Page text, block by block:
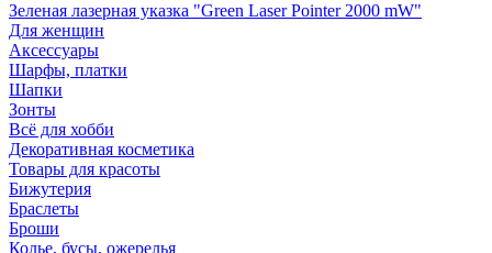
Зеленая лазерная указка "Green Laser Pointer 2000 mW"
Для женщин
Аксессуары
Шарфы, платки
Шапки
Зонты
Всё для хобби
Декоративная косметика
Товары для красоты
Бижутерия
Браслеты
Броши
Колье, бусы, ожерелья